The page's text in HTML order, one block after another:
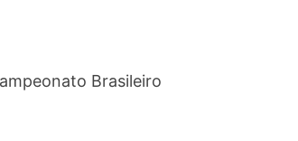
Brasileiro